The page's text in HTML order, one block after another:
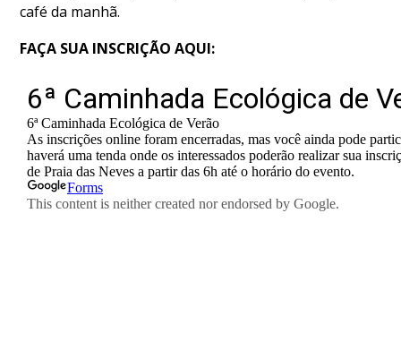
café da manhã.
FAÇA SUA INSCRIÇÃO AQUI: